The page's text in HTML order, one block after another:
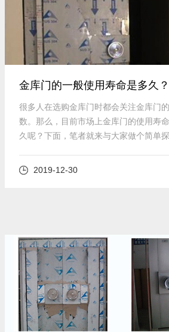
金库门的一般使用寿命是多久？
很多人在选购金库门时都会关注金库门
数。那么，目前市场上金库门的使用寿
久呢？下面，笔者就来与大家做个简单探
2019-12-30